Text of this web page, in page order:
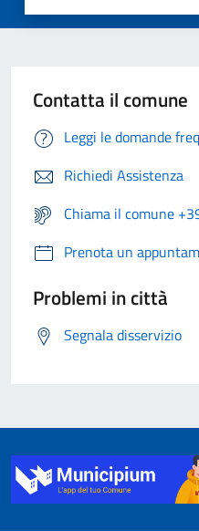
Contatta il comune
Leggi le domande
Richiedi Assistenza
Chiama il comune
Prenota un
Problemi in città
Segnala disservizio